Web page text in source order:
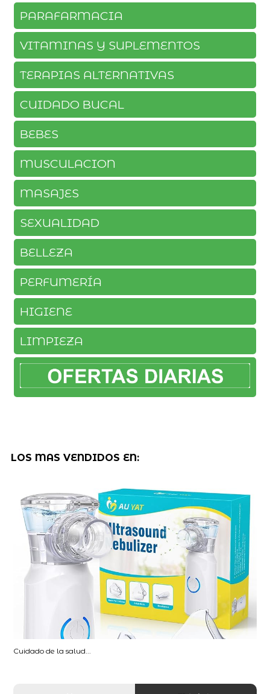
PARAFARMACIA
VITAMINAS Y SUPLEMENTOS
TERAPIAS ALTERNATIVAS
CUIDADO BUCAL
BEBES
MUSCULACION
MASAJES
SEXUALIDAD
BELLEZA
PERFUMERÍA
HIGIENE
LIMPIEZA
LOS MAS VENDIDOS EN:
Cuidado de la salud...